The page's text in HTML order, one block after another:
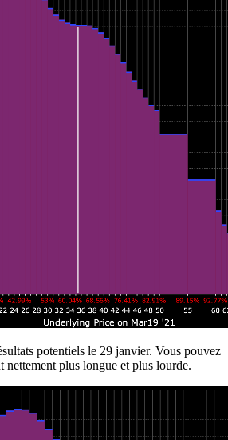
potentiels le 29 janvier. Vous pouvez
nettement plus longue et plus lourde.